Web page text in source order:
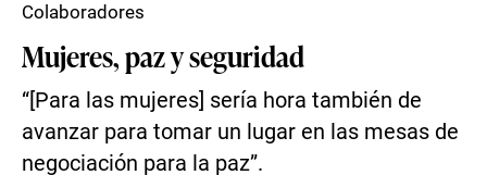
Mujeres, paz y seguridad
“[Para las mujeres] sería hora también de
avanzar para tomar un lugar en las mesas de
negociación para la paz”.
Colaboradores